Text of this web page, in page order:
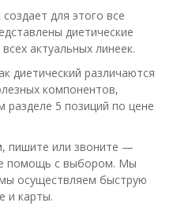
для этого все
диетические
актуальных линеек.
диетический различаются
компонентов,
разделе 5 позиций по цене
пишите или звоните —
помощь с выбором. Мы
осуществляем быструю
и карты.